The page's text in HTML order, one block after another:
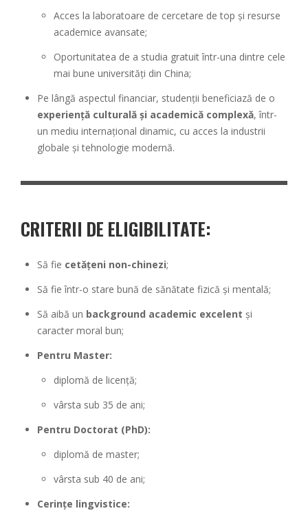
Acces la laboratoare de cercetare de top și resurse
academice avansate;
Oportunitatea de a studia gratuit într-una dintre cele
mai bune universități din China;
Pe lângă aspectul financiar, studenții beneficiază de o
experiență culturală și academică complexă, într-
un mediu internațional dinamic, cu acces la industrii
globale și tehnologie modernă.
CRITERII DE ELIGIBILITATE:
Să fie cetățeni non-chinezi;
Să fie într-o stare bună de sănătate fizică și mentală;
Să aibă un background academic excelent și
caracter moral bun;
Pentru Master:
diplomă de licență;
vârsta sub 35 de ani;
Pentru Doctorat (PhD):
diplomă de master;
vârsta sub 40 de ani;
Cerințe lingvistice: